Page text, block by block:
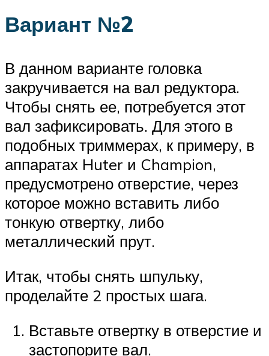
Вариант №2
В данном варианте головка
закручивается на вал редуктора.
Чтобы снять ее, потребуется этот
вал зафиксировать. Для этого в
подобных триммерах, к примеру, в
аппаратах Huter и Champion,
предусмотрено отверстие, через
которое можно вставить либо
тонкую отвертку, либо
металлический прут.
Итак, чтобы снять шпульку,
проделайте 2 простых шага.
Вставьте отвертку в отверстие и
застопорите вал.